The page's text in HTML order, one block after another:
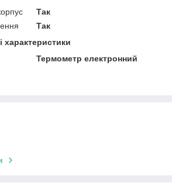
Так
Так
характеристики
Термометр електронний